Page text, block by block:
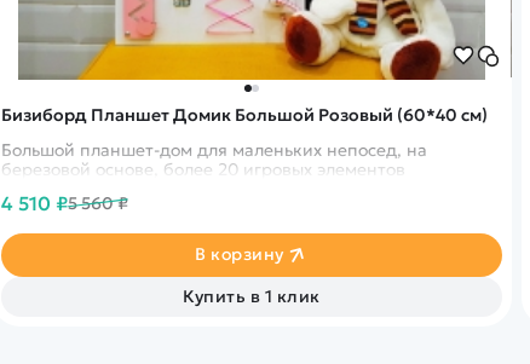
Бизиборд Планшет Домик Большой Розовый (60*40 см)
Большой планшет-дом для маленьких непосед, на
березовой основе, более 20 игровых элементов
4 510 ₽5 560 ₽
В корзину
Купить в 1 клик